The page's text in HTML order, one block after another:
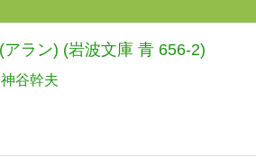
アラン) (岩波文庫 青 656-2)
神谷幹夫